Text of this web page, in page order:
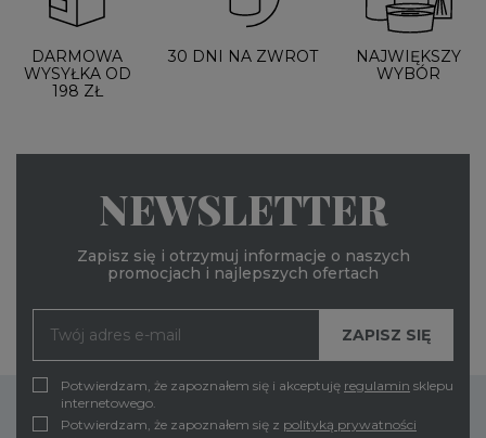
DARMOWA
WYSYŁKA OD
198 ZŁ
30 DNI NA ZWROT
NAJWIĘKSZY
WYBÓR
NEWSLETTER
Zapisz się i otrzymuj informacje o naszych
promocjach i najlepszych ofertach
Potwierdzam, że zapoznałem się i akceptuję regulamin sklepu
internetowego.
Potwierdzam, że zapoznałem się z polityką prywatności